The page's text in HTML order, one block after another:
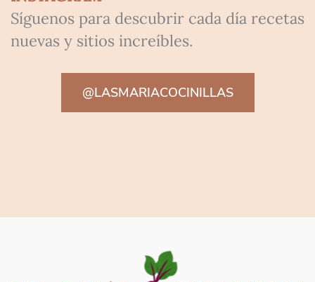
Síguenos para descubrir cada día recetas
nuevas y sitios increíbles.
@LASMARIACOCINILLAS